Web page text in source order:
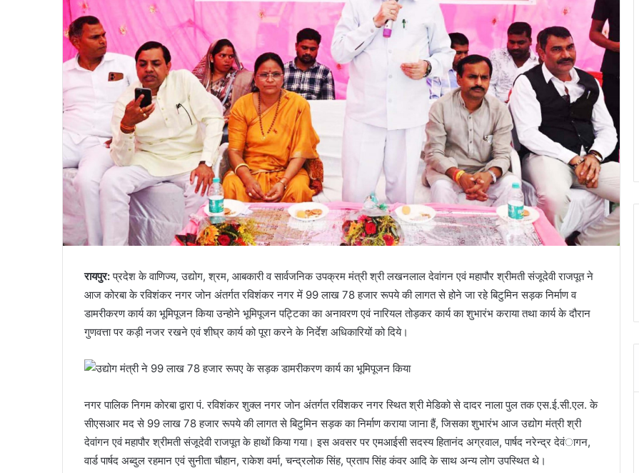
रायपुर:प्रदेश के वाणिज्य, उद्योग, श्रम, आबकारी व सार्वजनिक उपक्रम मंत्री श्री लखनलाल देवांगन एवं महापौर श्रीमती संजूदेवी राजपूत ने
आज कोरबा के रविशंकर नगर जोन अंतर्गत रविशंकर नगर में 99 लाख 78 हजार रूपये की लागत से होने जा रहे बिटुमिन सड़क निर्माण व
डामरीकरण कार्य का भूमिपूजन किया उन्होने भूमिपूजन पट्टिका का अनावरण एवं नारियल तोड़कर कार्य का शुभारंभ कराया तथा कार्य के दौरान
गुणवत्ता पर कड़ी नजर रखने एवं शीघ्र कार्य को पूरा करने के निर्देश अधिकारियों को दिये।
नगर पालिक निगम कोरबा द्वारा पं. रविशंकर शुक्ल नगर जोन अंतर्गत रविंशकर नगर स्थित श्री मेडिको से दादर नाला पुल तक एस.ई.सी.एल. के
सीएसआर मद से 99 लाख 78 हजार रूपये की लागत से बिटुमिन सड़क का निर्माण कराया जाना हैं, जिसका शुभारंभ आज उद्योग मंत्री श्री
देवांगन एवं महापौर श्रीमती संजूदेवी राजपूत के हाथों किया गया। इस अवसर पर एमआईसी सदस्य हितानंद अग्रवाल, पार्षद नरेन्द्र देवंागन,
वार्ड पार्षद अब्दुल रहमान एवं सुनीता चौहान, राकेश वर्मा, चन्द्रलोक सिंह, प्रताप सिंह कंवर आदि के साथ अन्य लोग उपस्थित थे।